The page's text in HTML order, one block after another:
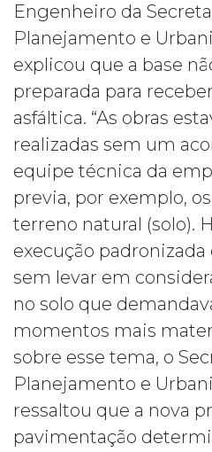
Engenheiro da
Planejamento e
explicou que a base
preparada para
asfáltica. “As obras
realizadas sem um
equipe técnica da
previa, por exemplo,
terreno natural (solo).
execução
sem levar em
no solo que
momentos mais
sobre esse tema, o
Planejamento e
ressaltou que a nova
pavimentação